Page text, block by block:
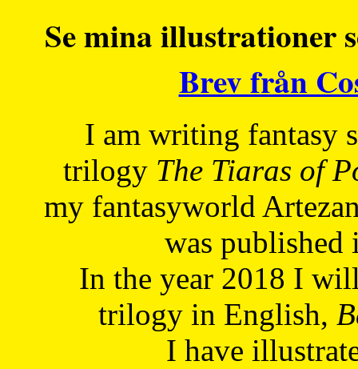
Se mina illustrationer
Brev från
I am writing fantasy
trilogy The Tiaras of
my fantasyworld
was published
In the year 2018 I
trilogy in English,
I have